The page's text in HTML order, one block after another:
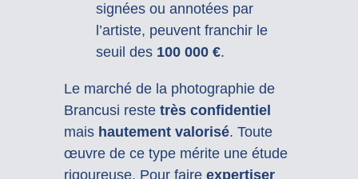
signées ou annotées par
l’artiste, peuvent franchir le
seuil des 100 000 €.
Le marché de la photographie de
Brancusi reste très confidentiel
mais hautement valorisé. Toute
œuvre de ce type mérite une étude
rigoureuse. Pour faire expertiser